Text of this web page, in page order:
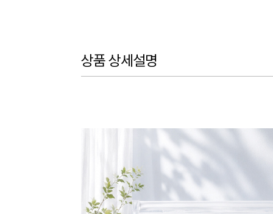
상품 상세설명